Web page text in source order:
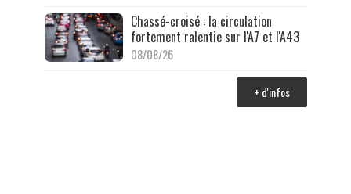
Chassé-croisé : la circulation
fortement ralentie sur l'A7 et l'A43
08/08/26
+ d'infos